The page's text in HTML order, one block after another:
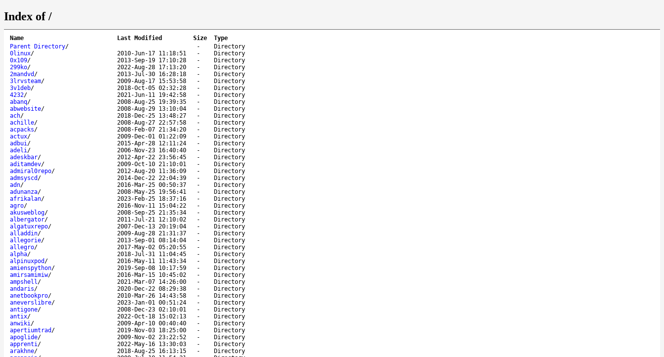
Index of /
Name Last Modified Size
Type
Parent Directory/ -
Directory
0linux/ 2010-Jun-17 11:18:51 -
Directory
0x109/ 2013-Sep-19 17:10:28 -
Directory
299ko/ 2022-Aug-28 17:13:20 -
Directory
2mandvd / 2013-Jul-30 16:28:18 -
Directory
3lrvsteam/ 2009-Aug-17 15:53:58 -
Directory
3v1deb/ 2018-Oct-05 02:32:28 -
Directory
4232/ 2021-Jun-11 19:42:58 -
Directory
abanq/ 2008-Aug-25 19:39:35 -
Directory
abwebsite/ 2008-Aug-29 13:10:04 -
Directory
ach/ 2018-Dec-25 13:48:27 -
Directory
achille/ 2008-Aug-27 22:57:58 -
Directory
acpacks/ 2008-Feb-07 21:34:20 -
Directory
actux/ 2009-Dec-01 01:22:09 -
Directory
adbui/ 2015-Apr-28 12:11:24 -
Directory
adeli/ 2006-Nov-23 16:40:40 -
Directory
adeskbar/ 2012-Apr-22 23:56:45 -
Directory
aditamdev/ 2009-Oct-10 21:10:01 -
Directory
admiral0repo/ 2012-Aug-20 11:36:09 -
Directory
admsyscd / 2014-Dec-22 22:04:39 -
Directory
adn/ 2016-Mar-25 00:50:37 -
Directory
adunanza/ 2008-May-25 19:56:41 -
Directory
afrikalan/ 2023-Feb-25 18:37:16 -
Directory
agro/ 2016-Nov-11 15:04:22 -
Directory
akusweblog/ 2008-Sep-25 21:35:34 -
Directory
albergator/ 2011-Jul-21 12:10:02 -
Directory
algatuxrepo/ 2007-Dec-13 20:19:04 -
Directory
alladdin/ 2009-Aug-28 21:31:37 -
Directory
allegorie/ 2013-Sep-01 08:14:04 -
Directory
allegro/ 2017-May-02 05:20:55 -
Directory
alpha/ 2018-Jul-31 11:04:45 -
Directory
alpinuxpod / 2016-May-11 11:43:34 -
Directory
amienspython/ 2019-Sep-08 10:17:59 -
Directory
amirsamimiw/ 2016-Mar-15 10:45:02 -
Directory
ampshell/ 2021-Mar-07 14:26:00 -
Directory
andaris/ 2020-Dec-22 08:29:38 -
Directory
anetbookpro/ 2010-Mar-26 14:43:58 -
Directory
aneverslibre/ 2023-Jan-01 00:51:24 -
Directory
antigone/ 2008-Dec-23 02:10:01 -
Directory
antix/ 2022-Oct-18 15:02:13 -
Directory
anwiki/ 2009-Apr-10 00:40:40 -
Directory
apertiumtrad / 2019-Nov-03 18:25:00 -
Directory
apoglide/ 2009-Nov-02 23:22:52 -
Directory
apprenti/ 2022-May-16 13:30:03 -
Directory
arakhne/ 2018-Aug-25 16:13:15 -
Directory